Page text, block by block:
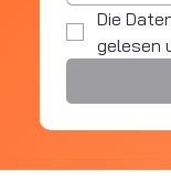
Die
gelesen